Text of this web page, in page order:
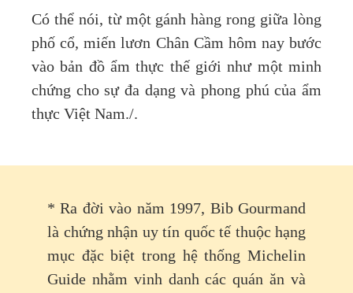
Có thể nói, từ một gánh hàng rong giữa lòng
phố cổ, miến lươn Chân Cầm hôm nay bước
vào bản đồ ẩm thực thế giới như một minh
chứng cho sự đa dạng và phong phú của ẩm
thực Việt Nam./.
* Ra đời vào năm 1997, Bib Gourmand
là chứng nhận uy tín quốc tế thuộc hạng
mục đặc biệt trong hệ thống Michelin
Guide nhằm vinh danh các quán ăn và